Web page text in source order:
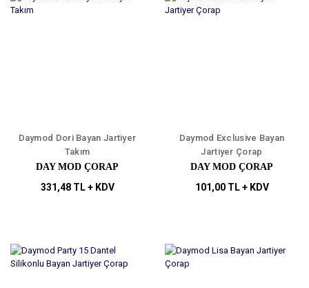
Daymod Dori Bayan Jartiyer
Takım
DAY MOD ÇORAP
331,48 TL + KDV
Daymod Exclusive Bayan
Jartiyer Çorap
DAY MOD ÇORAP
101,00 TL + KDV